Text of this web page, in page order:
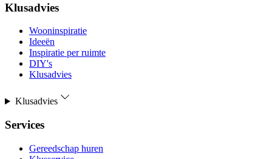
Klusadvies
Wooninspiratie
Ideeën
Inspiratie per ruimte
DIY's
Klusadvies
Klusadvies
Services
Gereedschap huren